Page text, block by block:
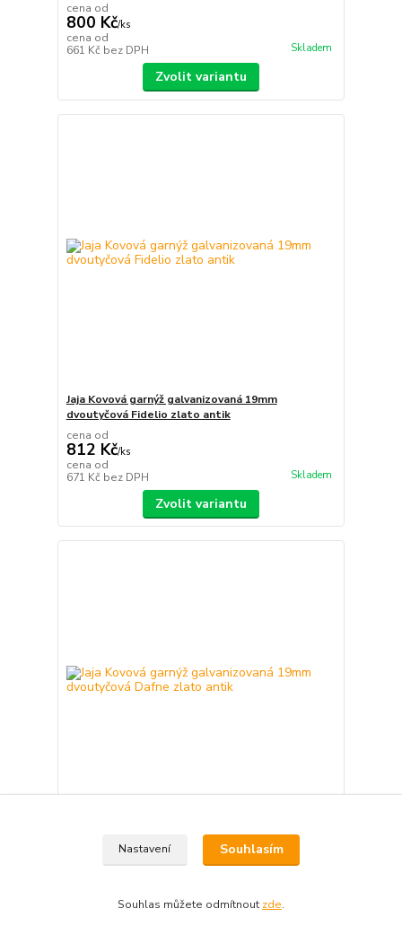
cena od
800 Kč/ks
cena od
661 Kč bez DPH Skladem
Zvolit variantu
Jaja Kovová garnýž galvanizovaná 19mm
dvoutyčová Fidelio zlato antik
cena od
812 Kč/ks
cena od
671 Kč bez DPH Skladem
Zvolit variantu
dvoutyčová Dafne zlato antik
bez DPH
Nastavení Souhlasím
Souhlas můžete odmítnout zde.